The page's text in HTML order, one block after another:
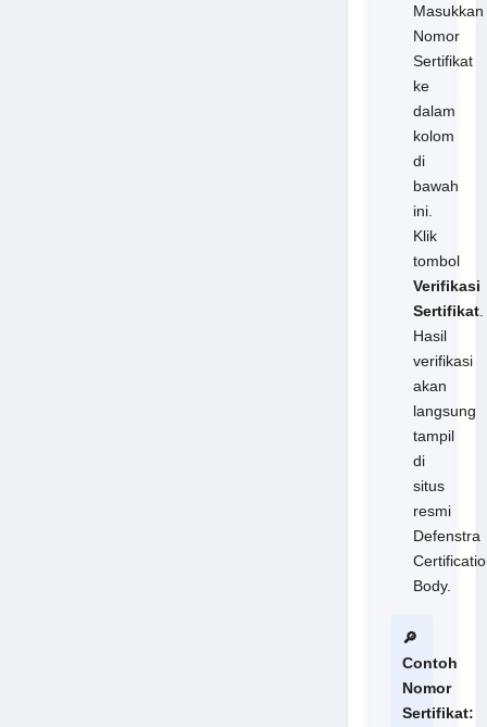
Masukkan
Nomor
Sertifikat
ke
dalam
kolom
di
bawah
ini.
Klik
tombol
Verifikasi
Sertifikat.
Hasil
verifikasi
akan
langsung
tampil
di
situs
resmi
Defenstra
Body.
🔎
Contoh
Nomor
Sertifikat: